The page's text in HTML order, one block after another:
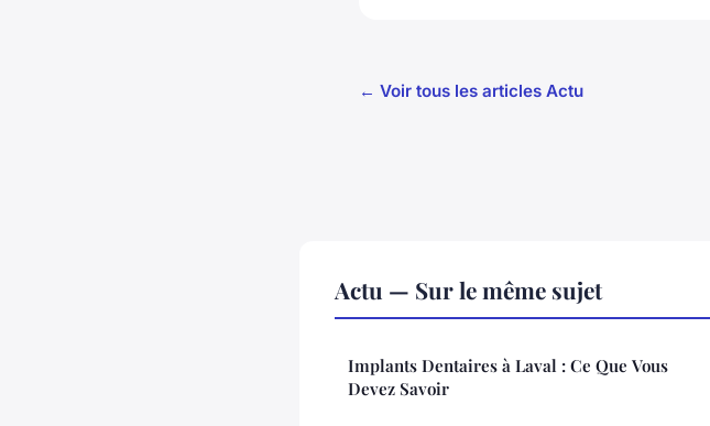
← Voir tous les articles Actu
Actu — Sur le même sujet
Implants Dentaires à Laval : Ce Que Vous
Devez Savoir